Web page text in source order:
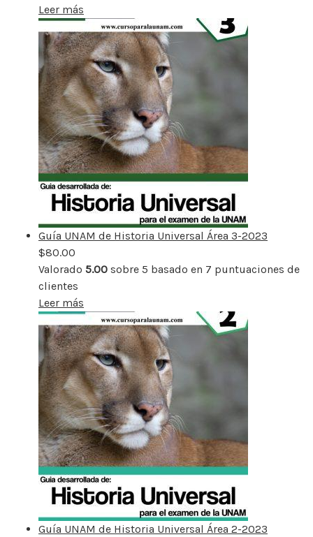
Leer más
Guía UNAM de Historia Universal Área 3-2023
$80.00
Valorado 5.00 sobre 5 basado en 7 puntuaciones de
clientes
Leer más
Guía UNAM de Historia Universal Área 2-2023